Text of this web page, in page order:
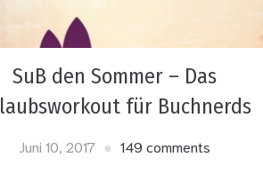
SuB den Sommer – Das
für Buchnerds
Juni 10, 2017 149 comments